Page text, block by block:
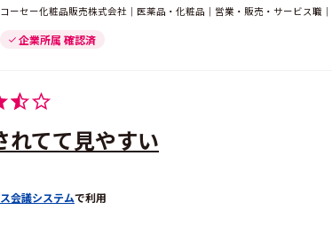
コーセー化粧品販売株式会社｜医薬品・化粧品｜営業・販売・サービス職
企業所属 確認済
れてて見やすい
会議システムで利用